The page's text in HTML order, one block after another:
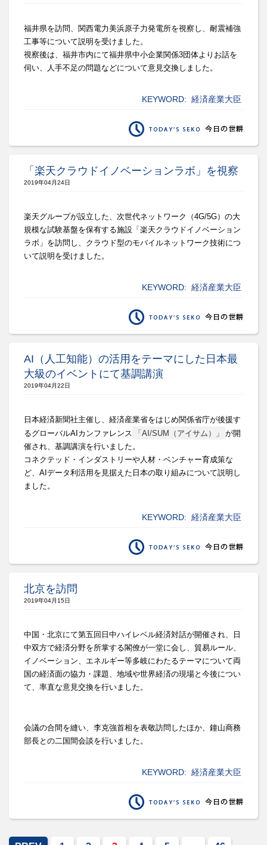
福井県を訪問、関西電力美浜原子力発電所を視察し、 耐震補強
工事等について説明を受けました。
視察後は、 福井市内にて福井県中小企業関係3団体よりお話を
伺い、
人手不足の問題などについて意見交換しました。
KEYWORD: 経済産業大臣
「楽天クラウドイノベーションラボ」を視察
2019年04月24日
楽天グループが設立した、次世代ネットワーク（4G/5G） の大
規模な試験基盤を保有する施設「楽天クラウドイノベーション
ラボ」を訪問し、 クラウド型のモバイルネットワーク技術につ
いて説明を受けました 。
KEYWORD: 経済産業大臣
AI（人工知能）の活用をテーマにした日本最
大級のイベントにて基調講演
2019年04月22日
日本経済新聞社主催し、 経済産業省をはじめ関係省庁が後援す
るグローバルAIカンファレンス 「AI/SUM（アイサム）」
が開
催され、 基調講演を行いました。
コネクテッド・インダストリーや人材・ベンチャー育成策な
ど、 AIデータ利活用を見据えた日本の取り組みについて説明し
ました 。
KEYWORD: 経済産業大臣
北京を訪問
2019年04月15日
中国・北京にて第五回日中ハイレベル経済対話が開催され、
日
中双方で経済分野を所掌する閣僚が一堂に会し、貿易ルール、
イノベーション、 エネルギー等多岐にわたるテーマについて両
国の経済面の協力・ 課題、地域や世界経済の現場と今後につい
て、 率直な意見交換を行いました。
会議の合間を縫い、李克強首相を表敬訪問したほか、 鐘山商務
部長との二国間会談を行いました。
KEYWORD: 経済産業大臣